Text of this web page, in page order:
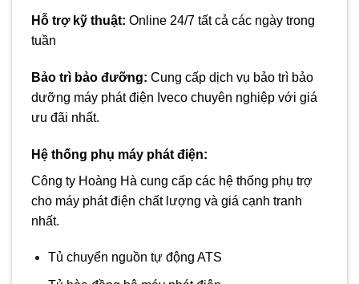
Hỗ trợ kỹ thuật: Online 24/7 tất cả các ngày trong
tuần
Bảo trì bảo đưỡng: Cung cấp dịch vụ bảo trì bảo
dưỡng máy phát điện Iveco chuyên nghiệp với giá
ưu đãi nhất.
Hệ thống phụ máy phát điện:
Công ty Hoàng Hà cung cấp các hệ thống phụ trợ
cho máy phát điện chất lượng và giá cạnh tranh
nhất.
Tủ chuyển nguồn tự động ATS